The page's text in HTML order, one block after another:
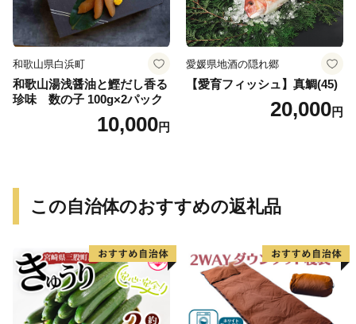
和歌山県白浜町
和歌山湯浅醤油と鰹だし香る
珍味 数の子 100g×2パック
10,000円
愛媛県地酒の隠れ郷
【愛育フィッシュ】真鯛(45)
20,000円
この自治体のおすすめの返礼品